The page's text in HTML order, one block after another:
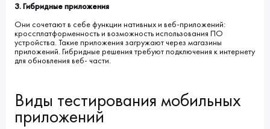
3. Гибридные приложения
Они сочетают в себе функции нативных и веб-приложений:
кроссплатформенность и возможность использования ПО
устройства. Такие приложения загружают через магазины
приложений. Гибридные решения требуют подключения к интернету
для обновления веб- части.
Виды тестирования мобильных
приложений